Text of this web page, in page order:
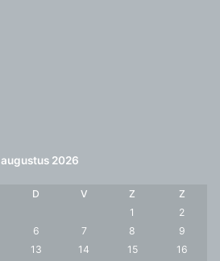
augustus 2026
D V Z
Z
1
2
6 7 8
9
13 14 15
16